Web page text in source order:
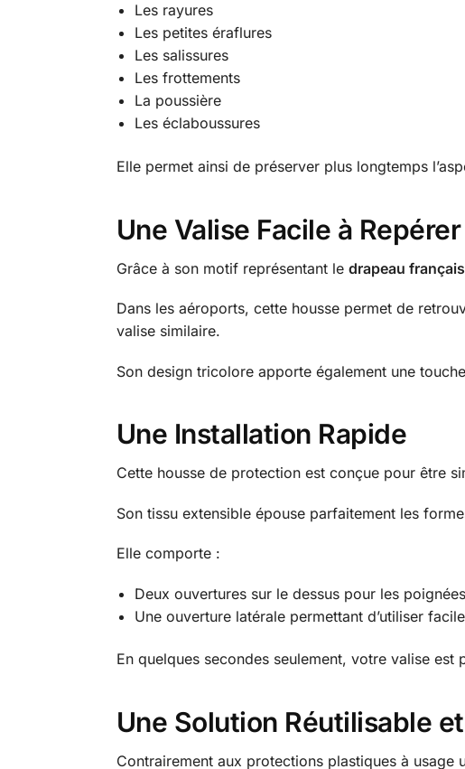
Les rayures
Les petites éraflures
Les salissures
Les frottements
La poussière
Les éclaboussures
Elle permet ainsi de préserver plus longtemps
Une Valise Facile à Repérer
Grâce à son motif représentant le drapeau français
Dans les aéroports, cette housse permet de
valise similaire.
Son design tricolore apporte également une
Une Installation Rapide
Cette housse de protection est conçue pour être
Son tissu extensible épouse parfaitement les
Elle comporte :
Deux ouvertures sur le dessus pour les
Une ouverture latérale permettant d’utiliser
En quelques secondes seulement, votre valise est
Une Solution Réutilisable
Contrairement aux protections plastiques à